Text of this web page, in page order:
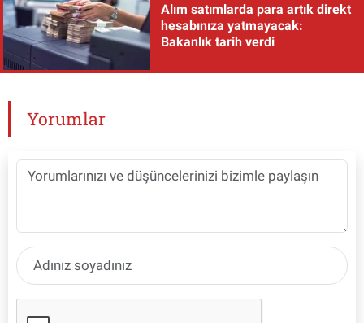
Alım satımlarda para artık direkt
hesabınıza yatmayacak:
Bakanlık tarih verdi
Yorumlar